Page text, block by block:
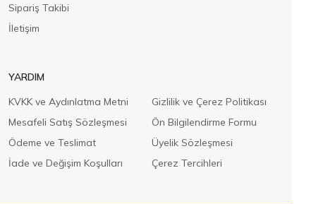
Sipariş Takibi
İletişim
YARDIM
KVKK ve Aydınlatma Metni
Gizlilik ve Çerez Politikası
Mesafeli Satış Sözleşmesi
Ön Bilgilendirme Formu
Ödeme ve Teslimat
Üyelik Sözleşmesi
İade ve Değişim Koşulları
Çerez Tercihleri